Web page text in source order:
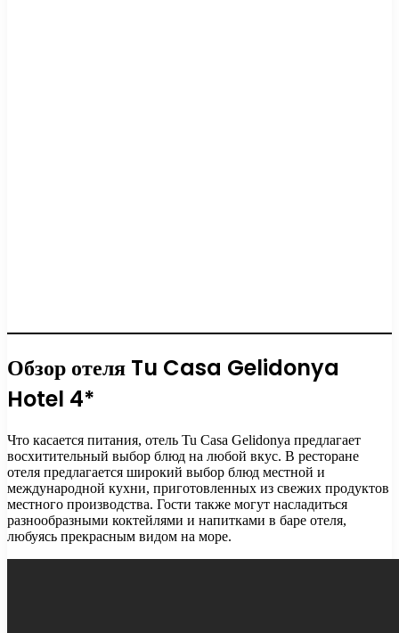
Обзор отеля Tu Casa Gelidonya
Hotel 4*
Что касается питания, отель Tu Casa Gelidonya предлагает
восхитительный выбор блюд на любой вкус. В ресторане
отеля предлагается широкий выбор блюд местной и
международной кухни, приготовленных из свежих продуктов
местного производства. Гости также могут насладиться
разнообразными коктейлями и напитками в баре отеля,
любуясь прекрасным видом на море.